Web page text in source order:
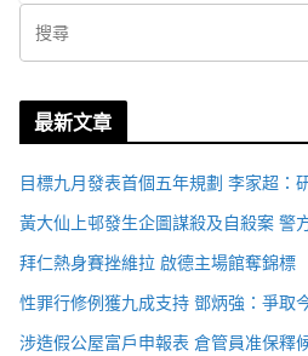
最新文章
目標九月發表首個五年規劃 李家超：
黃大仙上邨發生企圖謀殺及自殺案 警
拜仁熱身賽挫維拉 啟德主場館奪錦標
性罪行修例獲九成支持 鄧炳強：爭取
涉造假公屋富戶申報表 倉管員准保釋